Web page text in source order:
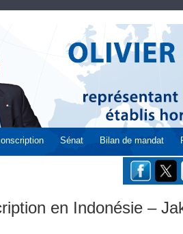
Sénat Bilan de mandat
en Indonésie –